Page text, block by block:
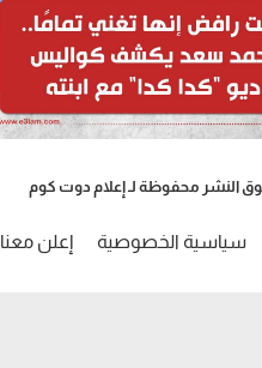
النشر محفوظة لـ إعلام دوت كوم
سياسية الخصوصية إعلن معنا